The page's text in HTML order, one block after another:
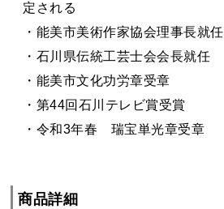
定される
・能美市美術作家協会理事長就任
・石川県伝統工芸士会会長就任
・能美市文化功労章受章
・第44回石川テレビ賞受賞
・令和3年春 瑞宝単光章受章
商品詳細